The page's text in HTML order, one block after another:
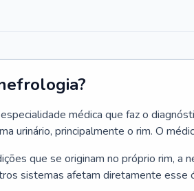
médica que faz o
urinário, principalmente o rim. O
que se originam no próprio rim, a
sistemas afetam diretamente esse